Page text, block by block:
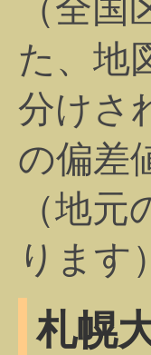
（全
た、地
分けさ
の偏差
（地
ります
札幌